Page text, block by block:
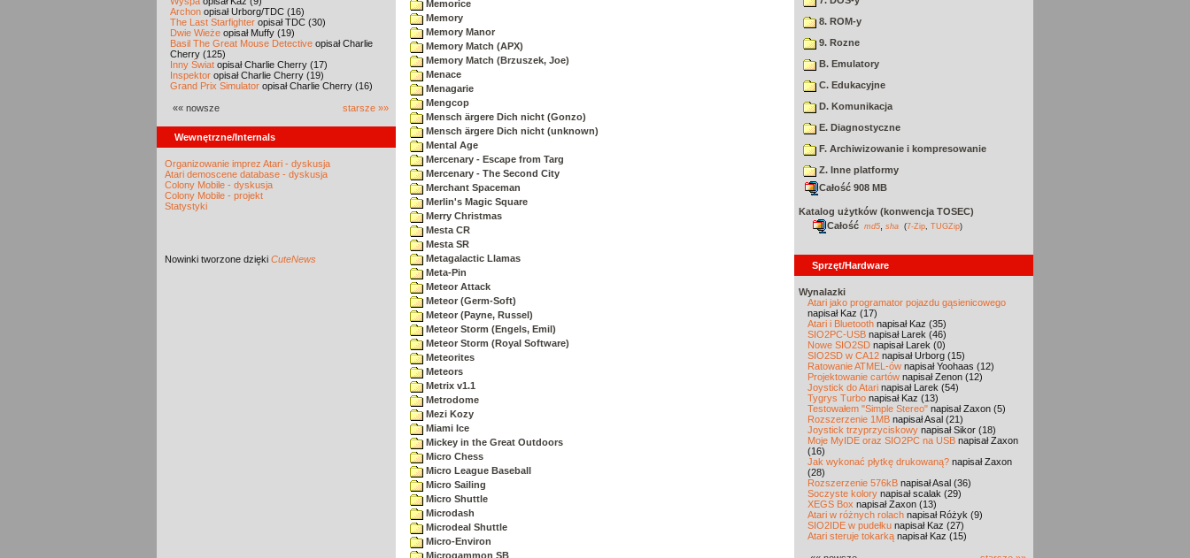
Archon opisał Urborg/TDC (16)
The Last Starfighter opisał TDC (30)
Dwie Wieże opisał Muffy (19)
Basil The Great Mouse Detective opisał Charlie
Cherry (125)
Inny Świat opisał Charlie Cherry (17)
Inspektor opisał Charlie Cherry (19)
Grand Prix Simulator opisał Charlie Cherry (16)
«« nowsze starsze »»
Wewnętrzne/Internals
Organizowanie imprez Atari - dyskusja
Atari demoscene database - dyskusja
Colony Mobile - dyskusja
Colony Mobile - projekt
Statystyki
Nowinki tworzone dzięki CuteNews
Memorice
Memory
Memory Manor
Memory Match (APX)
Memory Match (Brzuszek, Joe)
Menace
Menagarie
Mengcop
Mensch ärgere Dich nicht (Gonzo)
Mensch ärgere Dich nicht (unknown)
Mental Age
Mercenary - Escape from Targ
Mercenary - The Second City
Merchant Spaceman
Merlin's Magic Square
Merry Christmas
Mesta CR
Mesta SR
Metagalactic Llamas
Meta-Pin
Meteor Attack
Meteor (Germ-Soft)
Meteor (Payne, Russel)
Meteor Storm (Engels, Emil)
Meteor Storm (Royal Software)
Meteorites
Meteors
Metrix v1.1
Metrodome
Mezi Kozy
Miami Ice
Mickey in the Great Outdoors
Micro Chess
Micro League Baseball
Micro Sailing
Micro Shuttle
Microdash
Microdeal Shuttle
Micro-Environ
Microgammon SB
8. ROM-y
9. Rozne
B. Emulatory
C. Edukacyjne
D. Komunikacja
E. Diagnostyczne
F. Archiwizowanie i kompresowanie
Z. Inne platformy
Całość 908 MB
Katalog użytków (konwencja TOSEC)
Całość md5 sha (7-Zip TUGZip)
Sprzęt/Hardware
Wynalazki
Atari jako programator pojazdu gąsienicowego
napisał Kaz (17)
Atari i Bluetooth napisał Kaz (35)
SIO2PC-USB napisał Larek (46)
Nowe SIO2SD napisał Larek (0)
SIO2SD w CA12 napisał Urborg (15)
Ratowanie ATMEL-ów napisał Yoohaas (12)
Projektowanie cartów napisał Zenon (12)
Joystick do Atari napisał Larek (54)
Tygrys Turbo napisał Kaz (13)
Testowałem "Simple Stereo" napisał Zaxon (5)
Rozszerzenie 1MB napisał Asal (21)
Joystick trzyprzyciskowy napisał Sikor (18)
Moje MyIDE oraz SIO2PC na USB napisał Zaxon
(16)
Jak wykonać płytkę drukowaną? napisał Zaxon
(28)
Rozszerzenie 576kB napisał Asal (36)
Soczyste kolory napisał scalak (29)
XEGS Box napisał Zaxon (13)
Atari w różnych rolach napisał Różyk (9)
SIO2IDE w pudełku napisał Kaz (27)
Atari steruje tokarką napisał Kaz (15)